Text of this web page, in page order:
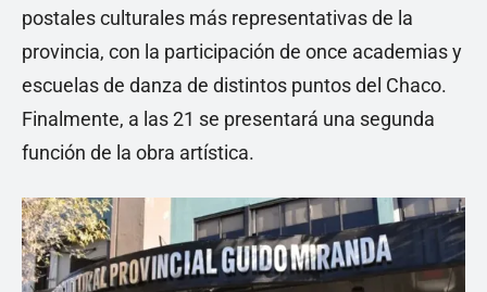
postales culturales más representativas de la
provincia, con la participación de once academias y
escuelas de danza de distintos puntos del Chaco.
Finalmente, a las 21 se presentará una segunda
función de la obra artística.